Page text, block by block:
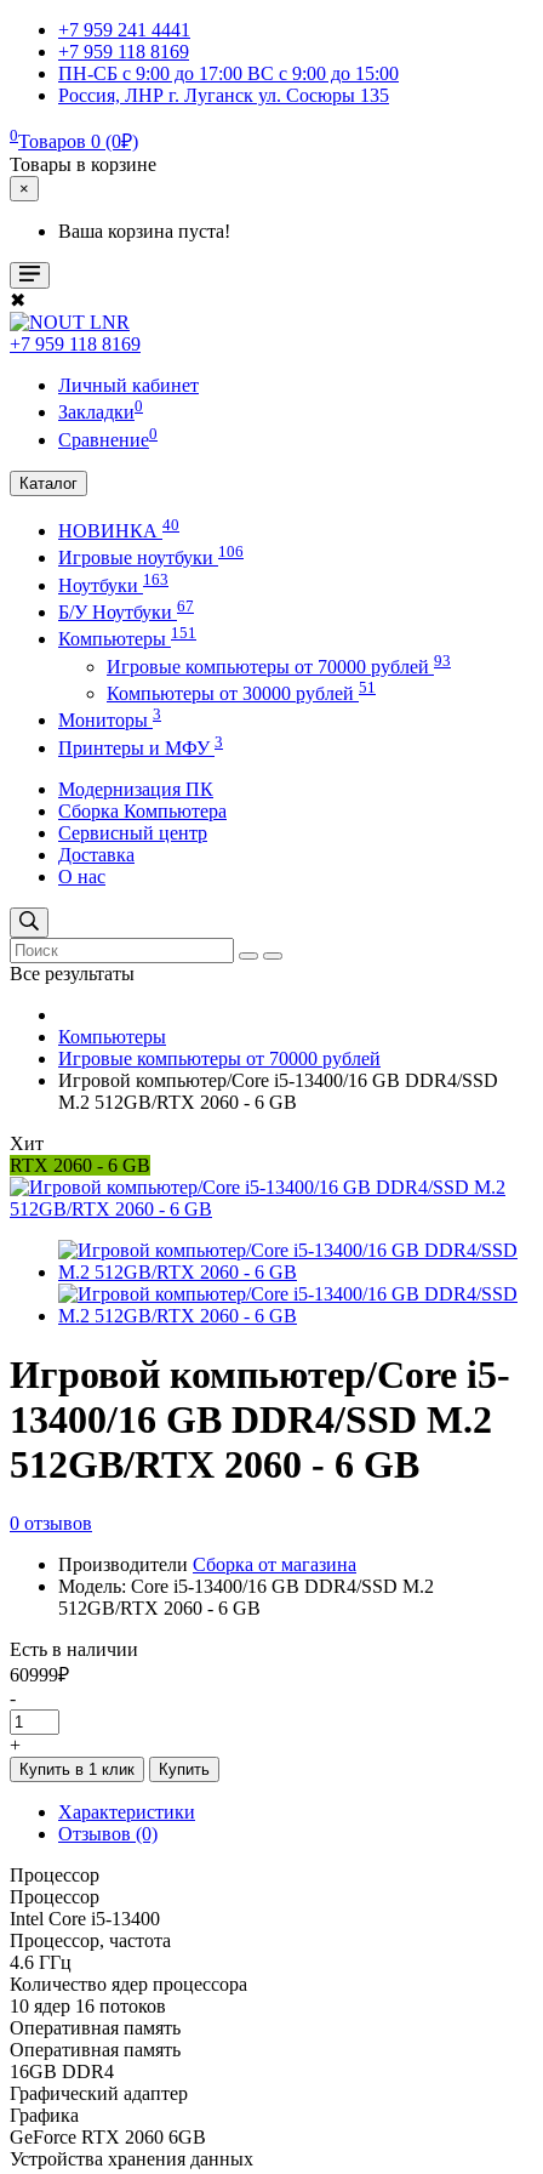
+7 959 241 4441
+7 959 118 8169
ПН-СБ с 9:00 до 17:00 ВС с 9:00 до 15:00
Россия, ЛНР г. Луганск ул. Сосюры 135
0Товаров 0 (0₽)
Товары в корзине
×
Ваша корзина пуста!
✖
+7 959 118 8169
Личный кабинет
Закладки0
Сравнение0
Каталог
НОВИНКА 40
Игровые ноутбуки 106
Ноутбуки 163
Б/У Ноутбуки 67
Компьютеры 151
Игровые компьютеры от 70000 рублей 93
Компьютеры от 30000 рублей 51
Мониторы 3
Принтеры и МФУ 3
Модернизация ПК
Сборка Компьютера
Сервисный центр
Доставка
О нас
Все результаты
Компьютеры
Игровые компьютеры от 70000 рублей
Игровой компьютер/Core i5-13400/16 GB DDR4/SSD
M.2 512GB/RTX 2060 - 6 GB
Хит
RTX 2060 - 6 GB
Игровой компьютер/Core i5-
13400/16 GB DDR4/SSD M.2
512GB/RTX 2060 - 6 GB
0 отзывов
Производители Сборка от магазина
Модель: Core i5-13400/16 GB DDR4/SSD M.2
512GB/RTX 2060 - 6 GB
Есть в наличии
60999₽
-
+
Купить в 1 клик Купить
Характеристики
Отзывов (0)
Процессор
Процессор
Intel Core i5-13400
Процессор, частота
4.6 ГГц
Количество ядер процессора
10 ядер 16 потоков
Оперативная память
Оперативная память
16GB DDR4
Графический адаптер
Графика
GeForce RTX 2060 6GB
Устройства хранения данных